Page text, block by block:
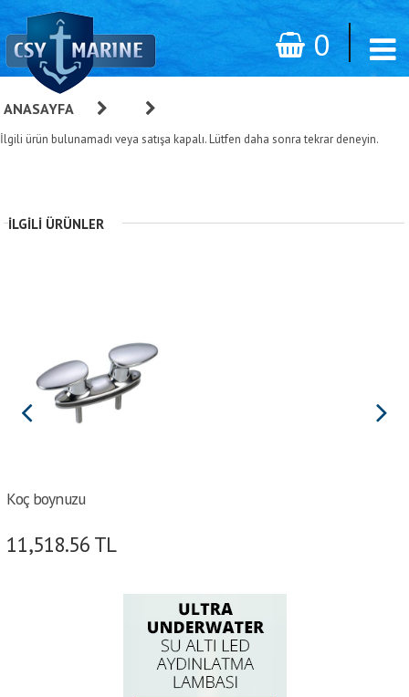
0
ANASAYFA
İlgili ürün bulunamadı veya satışa kapalı. Lütfen daha sonra tekrar deneyin.
İLGILI ÜRÜNLER
Koç boynuzu
11,518.56 TL